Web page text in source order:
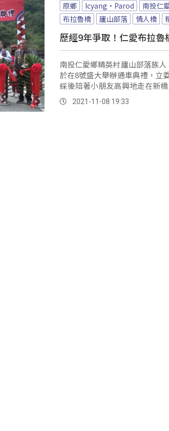
原鄉 Icyang‧Parod 南投仁
布拉魯橋
廬山部落 情人橋
歷經9年爭取！仁愛布拉魯
南投仁愛鄉精英村廬山部落族
於在8號盛大舉辦通車典禮，立
綵後陪著小朋友高興地走在新
也歷經不少波折。
2021-11-08 19:33